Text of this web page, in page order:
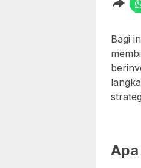
Bagi